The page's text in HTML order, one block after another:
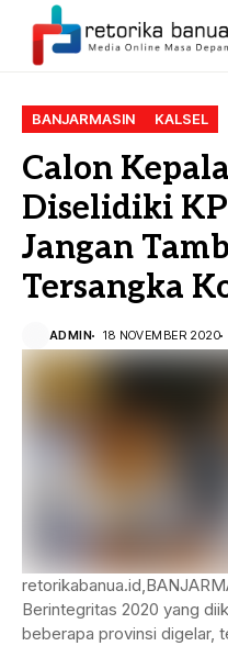
BANJARMASIN KALSEL
Calon
Diselidiki
Jangan
Tersangka
ADMIN 18 NOVEMBER 2020
Berintegritas 2020 yang
beberapa provinsi digelar,